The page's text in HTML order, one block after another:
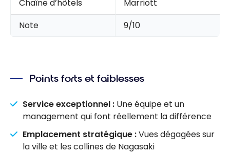
Chaîne d’hôtels
Marriott
Note
9/10
Points forts et faiblesses
Service exceptionnel : Une équipe et un
management qui font réellement la différence
Emplacement stratégique :Vues dégagées sur
la ville et les collines de Nagasaki